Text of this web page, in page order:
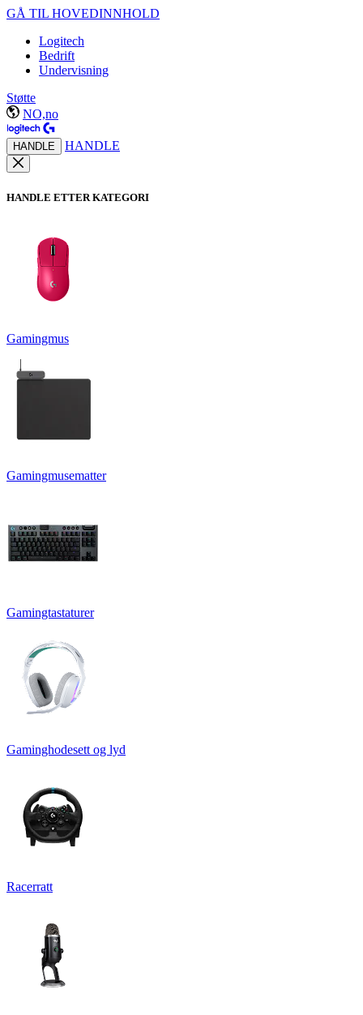
GÅ TIL HOVEDINNHOLD
Logitech
Bedrift
Undervisning
Støtte
NO,no
HANDLE HANDLE
HANDLE ETTER KATEGORI
Gamingmus
Gamingmusematter
Gamingtastaturer
Gaminghodesett og lyd
Racerratt